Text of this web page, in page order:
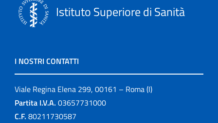
Istituto Superiore di Sanità
I NOSTRI CONTATTI
Viale Regina Elena 299, 00161 – Roma (I)
Partita I.V.A. 03657731000
C.F. 80211730587